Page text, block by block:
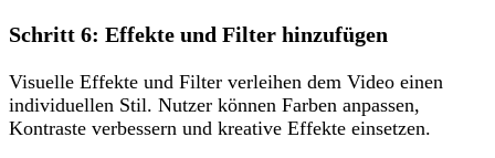
Schritt 6: Effekte und Filter hinzufügen
Visuelle Effekte und Filter verleihen dem Video einen
individuellen Stil. Nutzer können Farben anpassen,
Kontraste verbessern und kreative Effekte einsetzen.